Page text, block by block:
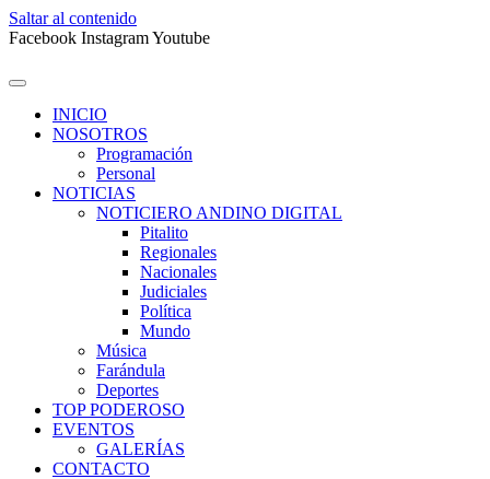
Saltar al contenido
Facebook InstagramYoutube
INICIO
NOSOTROS
Programación
Personal
NOTICIAS
NOTICIERO ANDINO DIGITAL
Pitalito
Regionales
Nacionales
Judiciales
Política
Mundo
Música
Farándula
Deportes
TOP PODEROSO
EVENTOS
GALERÍAS
CONTACTO